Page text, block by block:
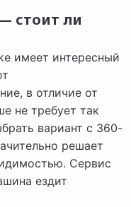
стоит ли
имеет интересный
в отличие от
не требует так
вариант с 360-
решает
Сервис
ездит